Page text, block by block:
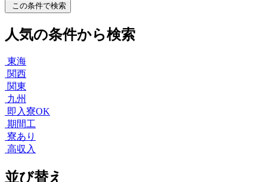
この条件で検索
人気の条件から検索
東海
関西
関東
九州
即入寮OK
期間工
寮あり
高収入
並び替え